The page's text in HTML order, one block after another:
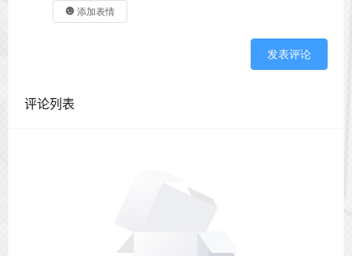
添加表情
发表评论
评论列表